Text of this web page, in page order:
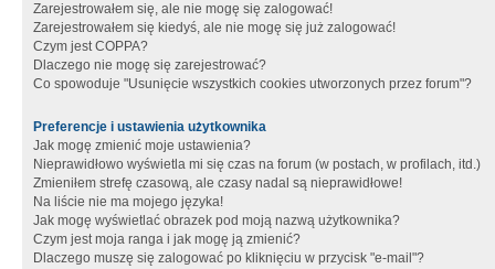
Zarejestrowałem się, ale nie mogę się zalogować!
Zarejestrowałem się kiedyś, ale nie mogę się już zalogować!
Czym jest COPPA?
Dlaczego nie mogę się zarejestrować?
Co spowoduje "Usunięcie wszystkich cookies utworzonych przez forum"?
Preferencje i ustawienia użytkownika
Jak mogę zmienić moje ustawienia?
Nieprawidłowo wyświetla mi się czas na forum (w postach, w profilach, itd.)
Zmieniłem strefę czasową, ale czasy nadal są nieprawidłowe!
Na liście nie ma mojego języka!
Jak mogę wyświetlać obrazek pod moją nazwą użytkownika?
Czym jest moja ranga i jak mogę ją zmienić?
Dlaczego muszę się zalogować po kliknięciu w przycisk "e-mail"?